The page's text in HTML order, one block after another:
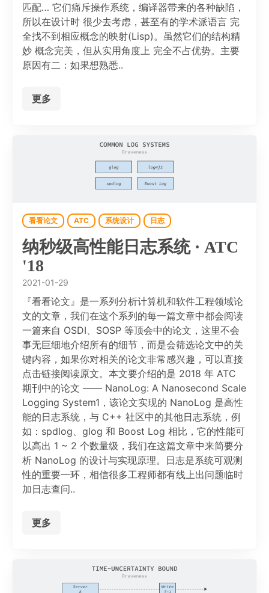
匹配… 它们痛斥操作系统，编译器带来的各种缺陷，
所以在设计时 很少去考虑，甚至有的学术派语言 完
全找不到相应概念的映射(Lisp)。虽然它们的结构精
妙 概念完美，但从实用角度上 完全不占优势。主要
原因有二：如果想熟悉..
更多
看看论文 ATC 系统设计 日志
纳秒级高性能日志系统 · ATC
'18
2021-01-29
『看看论文』是一系列分析计算机和软件工程领域论
文的文章，我们在这个系列的每一篇文章中都会阅读
一篇来自 OSDI、SOSP 等顶会中的论文，这里不会
事无巨细地介绍所有的细节，而是会筛选论文中的关
键内容，如果你对相关的论文非常感兴趣，可以直接
点击链接阅读原文。本文要介绍的是 2018 年 ATC
期刊中的论文 —— NanoLog: A Nanosecond Scale
Logging System1，该论文实现的 NanoLog 是高性
能的日志系统，与 C++ 社区中的其他日志系统，例
如：spdlog、glog 和 Boost Log 相比，它的性能可
以高出 1 ~ 2 个数量级，我们在这篇文章中来简要分
析 NanoLog 的设计与实现原理。日志是系统可观测
性的重要一环，相信很多工程师都有线上出问题临时
加日志查问..
更多